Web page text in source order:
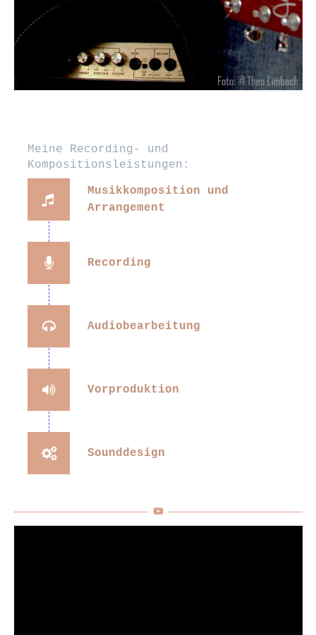
Meine Recording- und
Kompositionsleistungen:
Musikkomposition und
Arrangement
Recording
Audiobearbeitung
Vorproduktion
Sounddesign